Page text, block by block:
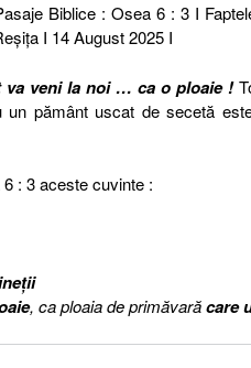
Biblice : Osea 6 : 3 I
I 14 August 2025 I
va veni la noi … ca o ploaie !
un pământ uscat de secetă
: 3 aceste cuvinte :
, ca ploaia de primăvarăcare